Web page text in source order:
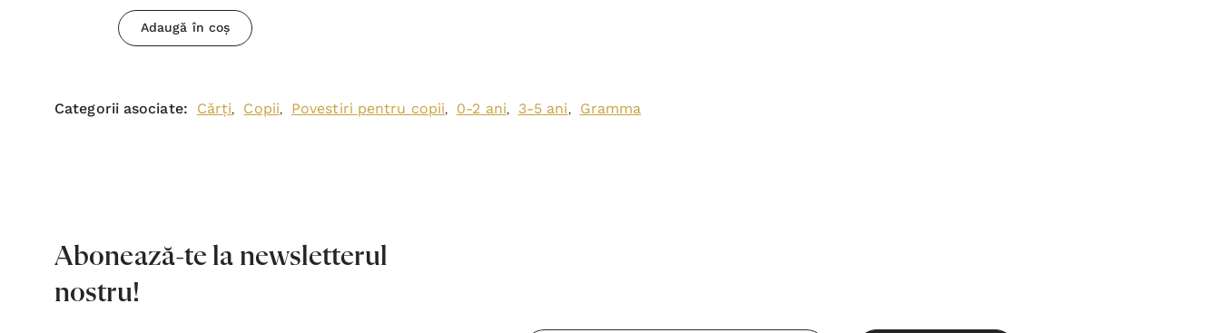
Adaugă în coș
Categorii asociate: Cărți, Copii, Povestiri pentru copii, 0-2 ani, 3-5 ani, Gramma
Abonează-te la newsletterul
nostru!